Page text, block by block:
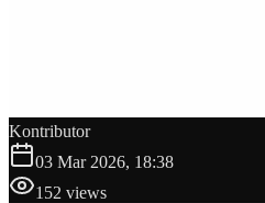
Kontributor
03 Mar 2026, 18:38
152 views